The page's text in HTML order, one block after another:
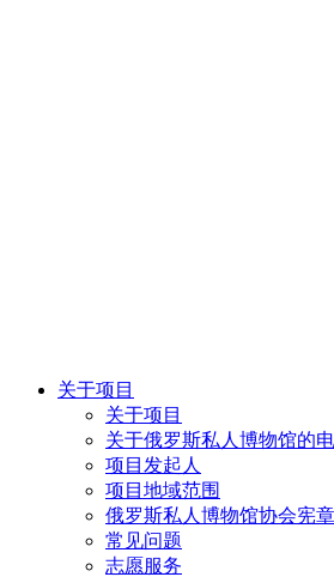
关于项目
关于项目
关于俄罗斯私人博物馆的
项目发起人
项目地域范围
俄罗斯私人博物馆协会宪章
常见问题
志愿服务